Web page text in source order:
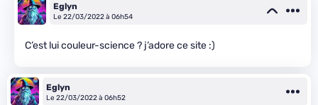
Eglyn
Le 22/03/2022 à 06h54
C’est lui couleur-science ? j’adore ce site :)
Eglyn
Le 22/03/2022 à 06h52